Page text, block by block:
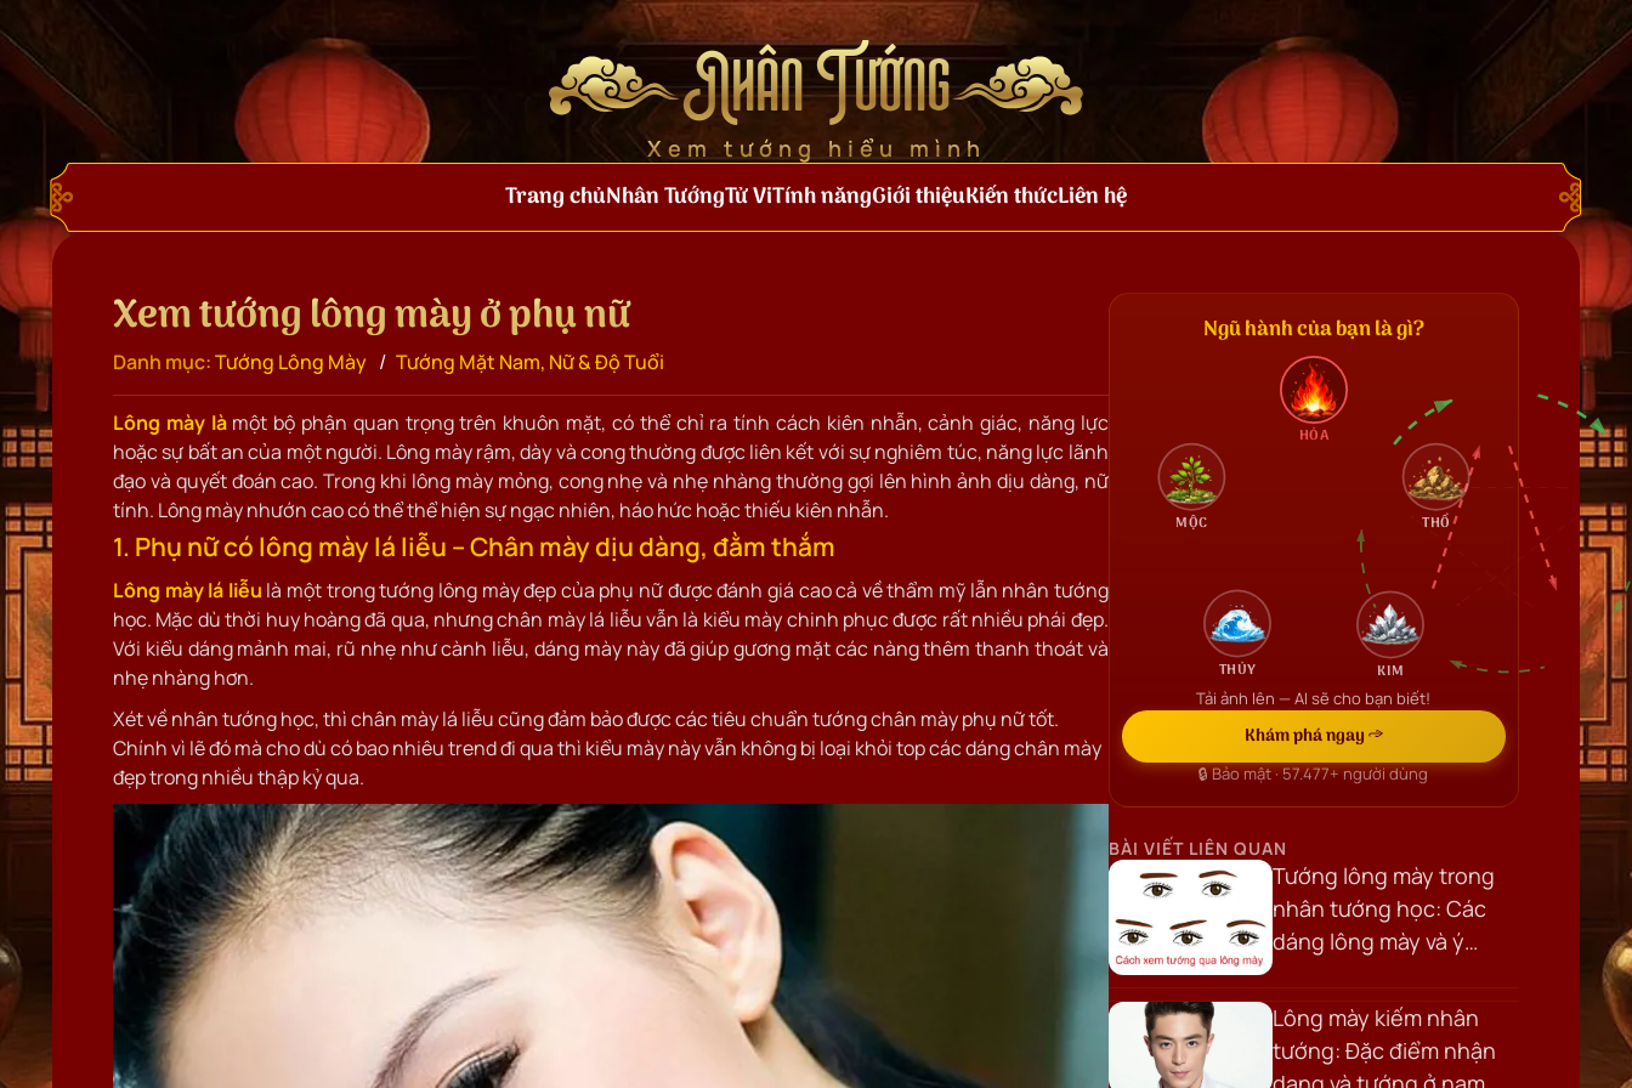
Nhân Tướng
Xem tướng hiểu mình
Trang chủNhân TướngTử ViTính năngGiới thiệuKiến thứcLiên hệ
Xem tướng lông mày ở phụ nữ
Danh mục:Tướng Lông Mày / Tướng Mặt Nam, Nữ & Độ Tuổi
Lông mày làmột bộ phận quan trọng trên khuôn mặt, có thể chỉ ra tính cách kiên nhẫn, cảnh giác, năng lực
hoặc sự bất an của một người. Lông mày rậm, dày và cong thường được liên kết với sự nghiêm túc, năng lực lãnh
đạo và quyết đoán cao. Trong khi lông mày mỏng, cong nhẹ và nhẹ nhàng thường gợi lên hình ảnh dịu dàng, nữ
tính. Lông mày nhướn cao có thể thể hiện sự ngạc nhiên, háo hức hoặc thiếu kiên nhẫn.
1. Phụ nữ có lông mày lá liễu – Chân mày dịu dàng, đằm thắm
Lông mày lá liễu là một trong tướng lông mày đẹp của phụ nữ được đánh giá cao cả về thẩm mỹ lẫn nhân tướng
học. Mặc dù thời huy hoàng đã qua, nhưng chân mày lá liễu vẫn là kiểu mày chinh phục được rất nhiều phái đẹp.
Với kiểu dáng mảnh mai, rũ nhẹ như cành liễu, dáng mày này đã giúp gương mặt các nàng thêm thanh thoát và
nhẹ nhàng hơn.
Xét về nhân tướng học, thì chân mày lá liễu cũng đảm bảo được các tiêu chuẩn tướng chân mày phụ nữ tốt.
Chính vì lẽ đó mà cho dù có bao nhiêu trend đi qua thì kiểu mày này vẫn không bị loại khỏi top các dáng chân mày
đẹp trong nhiều thập kỷ qua.
Ngũ hành của bạn là gì?
HỎA
THỔ
KIM
THỦY
MỘC
Tải ảnh lên — AI sẽ cho bạn biết!
Khám phá ngay →
🔒 Bảo mật ·57.477+người dùng
BÀI VIẾT LIÊN QUAN
Tướng lông mày trong
nhân tướng học: Các
dáng lông mày và ý
Lông mày kiếm nhân
tướng: Đặc điểm nhận